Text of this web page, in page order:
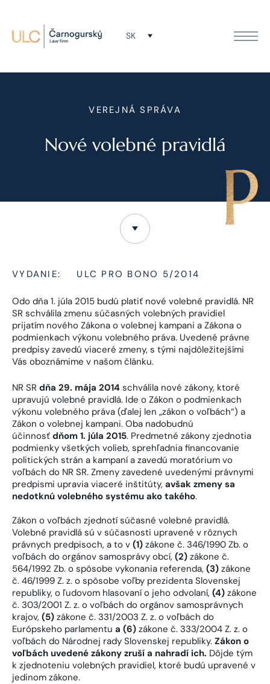
SK
VEREJNÁ SPRÁVA
Nové volebné pravidlá
VYDANIE: ULC PRO BONO 5/2014
Odo dňa 1. júla 2015 budú platiť nové volebné pravidlá. NR
SR schválila zmenu súčasných volebných pravidiel
prijatím nového Zákona o volebnej kampani a Zákona o
podmienkach výkonu volebného práva. Uvedené právne
predpisy zavedú viaceré zmeny, s tými najdôležitejšími
Vás oboznámime v našom článku.
NR SR dňa 29. mája 2014 schválila nové zákony, ktoré
upravujú volebné pravidlá. Ide o Zákon o podmienkach
výkonu volebného práva (ďalej len „zákon o voľbách“) a
Zákon o volebnej kampani. Oba nadobudnú
účinnosť dňom 1. júla 2015. Predmetné zákony zjednotia
podmienky všetkých volieb, sprehľadnia financovanie
politických strán a kampaní a zavedú moratórium vo
voľbách do NR SR. Zmeny zavedené uvedenými právnymi
predpismi upravia viaceré inštitúty, avšak zmeny sa
nedotknú volebného systému ako takého.
Zákon o voľbách zjednotí súčasné volebné pravidlá.
Volebné pravidlá sú v súčasnosti upravené v rôznych
právnych predpisoch, a to v (1) zákone č. 346/1990 Zb. o
voľbách do orgánov samosprávy obcí, (2) zákone č.
564/1992 Zb. o spôsobe vykonania referenda, (3) zákone
č. 46/1999 Z. z. o spôsobe voľby prezidenta Slovenskej
republiky, o ľudovom hlasovaní o jeho odvolaní, (4) zákone
č. 303/2001 Z. z. o voľbách do orgánov samosprávnych
krajov, (5) zákone č. 331/2003 Z. z. o voľbách do
Európskeho parlamentu a (6) zákone č. 333/2004 Z. z. o
voľbách do Národnej rady Slovenskej republiky. Zákon o
voľbách uvedené zákony zruší a nahradí ich. Dôjde tým
k zjednoteniu volebných pravidiel, ktoré budú upravené v
jedinom zákone.